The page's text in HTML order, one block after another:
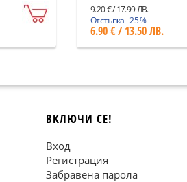
9.20 € / 17.99 ЛВ.
Отстъпка - 25 %
6.90 € / 13.50 ЛВ.
ВКЛЮЧИ СЕ!
Вход
Регистрация
Забравена парола